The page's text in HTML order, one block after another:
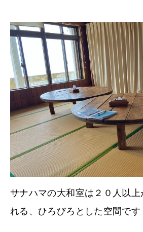
サナハマの大和室は２０人以
れる、ひろびろとした空間です